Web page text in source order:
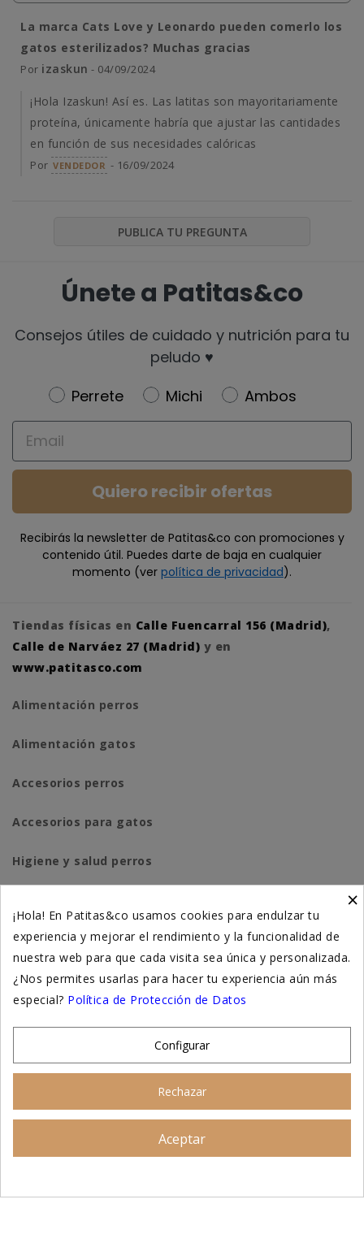
La marca Cats Love y Leonardo pueden comerlo los
gatos esterilizados? Muchas gracias
Por izaskun - 04/09/2024
¡Hola Izaskun! Así es. Las latitas son mayoritariamente
proteína, únicamente habría que ajustar las cantidades
en función de sus necesidades calóricas
Por VENDEDOR - 16/09/2024
PUBLICA TU PREGUNTA
Únete a Patitas&co
Consejos útiles de cuidado y nutrición para tu
peludo ♥️
Newsletter
Perrete Michi
Ambos
Email
Quiero recibir ofertas
Recibirás la newsletter de Patitas&co con promociones y
contenido útil. Puedes darte de baja en cualquier
momento (ver política de privacidad).
Tiendas físicas en Calle Fuencarral 156 (Madrid),
Calle de Narváez 27 (Madrid) y en
www.patitasco.com
Alimentación perros
Alimentación gatos
Accesorios perros
Accesorios para gatos
Higiene y salud perros
Suplementación natural
Otros
×
¡Hola! En Patitas&co usamos cookies para endulzar tu
experiencia y mejorar el rendimiento y la funcionalidad de
nuestra web para que cada visita sea única y personalizada.
¿Nos permites usarlas para hacer tu experiencia aún más
especial? Política de Protección de Datos
Configurar
Rechazar
Aceptar